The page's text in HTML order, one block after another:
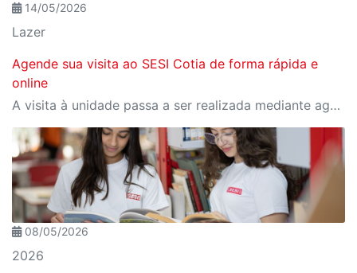
14/05/2026
Lazer
Agende sua visita ao SESI Cotia de forma rápida e
online
A visita à unidade passa a ser realizada mediante agendamento prévio online, com datas e horários disponíveis diretamente pelo site.
08/05/2026
2026